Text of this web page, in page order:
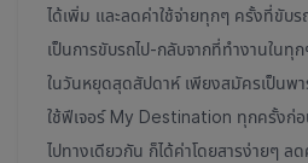
ได้เพิ่ม และลดค่าใช้จ่ายทุกๆ ครั้งที่ขับร
เป็นการขับรถไป-กลับจากที่ทำงานในทุ
ในวันหยุดสุดสัปดาห์ เพียงสมัครเป็นพ
ใช้ฟีเจอร์ My Destination ทุกครั้งก่อ
ไปทางเดียวกัน ก็ได้ค่าโดยสารง่ายๆ ลด